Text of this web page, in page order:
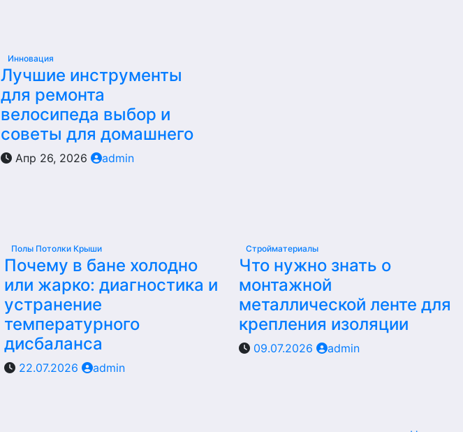
Инновация
Лучшие инструменты
для ремонта
велосипеда выбор и
советы для домашнего
Апр 26, 2026 admin
Полы Потолки Крыши
Почему в бане холодно
или жарко: диагностика и
устранение
температурного
дисбаланса
22.07.2026 admin
Стройматериалы
Что нужно знать о
монтажной
металлической ленте для
крепления изоляции
09.07.2026 admin